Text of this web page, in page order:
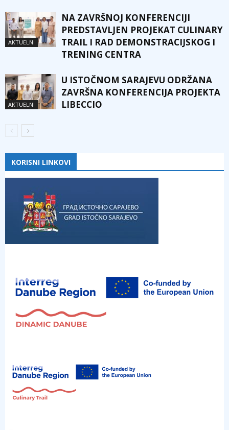
AKTUELNI
NA ZAVRŠNOJ KONFERENCIJI
PREDSTAVLJEN PROJEKAT CULINARY
TRAIL I RAD DEMONSTRACIJSKOG I
TRENING CENTRA
AKTUELNI
U ISTOČNOM SARAJEVU ODRŽANA
ZAVRŠNA KONFERENCIJA PROJEKTA
LIBECCIO
KORISNI LINKOVI